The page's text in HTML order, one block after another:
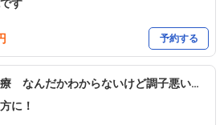
す
予約する
なんだかわからないけど調子悪い…
に！